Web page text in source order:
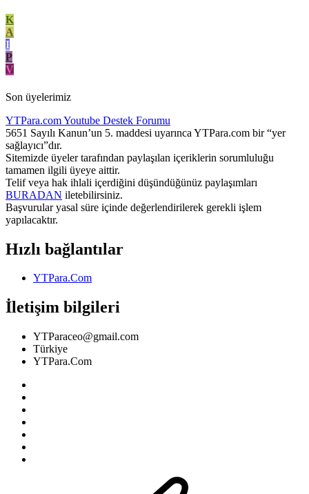
K
A
I
P
V
Son üyelerimiz
YTPara.comYoutube Destek Forumu
5651 Sayılı Kanun’un 5. maddesi uyarınca YTPara.com bir “yer
sağlayıcı”dır.
Sitemizde üyeler tarafından paylaşılan içeriklerin sorumluluğu
tamamen ilgili üyeye aittir.
Telif veya hak ihlali içerdiğini düşündüğünüz paylaşımları
BURADAN iletebilirsiniz.
Başvurular yasal süre içinde değerlendirilerek gerekli işlem
yapılacaktır.
Hızlı bağlantılar
YTPara.Com
İletişim bilgileri
YTParaceo@gmail.com
Türkiye
YTPara.Com